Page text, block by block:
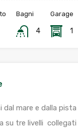
Bagni
4
Garage
1
dal mare e dalla pista
su tre livelli collegati